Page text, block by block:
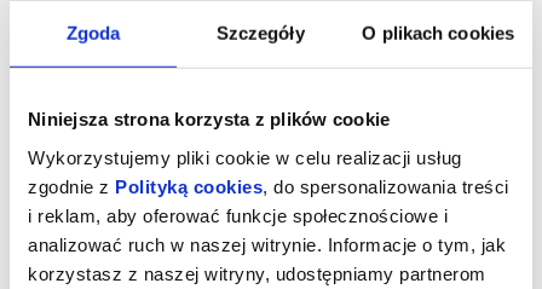
Zgoda Szczegóły O plikach cookies
Niniejsza strona korzysta z plików cookie
Wykorzystujemy pliki cookie w celu realizacji usług
zgodnie z Polityką cookies , do spersonalizowania treści
i reklam, aby oferować funkcje społecznościowe i
analizować ruch w naszej witrynie. Informacje o tym, jak
korzystasz z naszej witryny, udostępniamy partnerom